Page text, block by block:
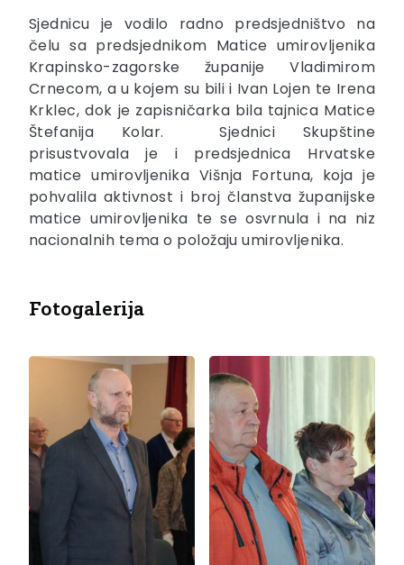
Sjednicu je vodilo radno predsjedništvo na
čelu sa predsjednikom Matice umirovljenika
Krapinsko-zagorske županije Vladimirom
Crnecom, a u kojem su bili i Ivan Lojen te Irena
Krklec, dok je zapisničarka bila tajnica Matice
Štefanija Kolar. Sjednici Skupštine
prisustvovala je i predsjednica Hrvatske
matice umirovljenika Višnja Fortuna, koja je
pohvalila aktivnost i broj članstva županijske
matice umirovljenika te se osvrnula i na niz
nacionalnih tema o položaju umirovljenika.
Fotogalerija